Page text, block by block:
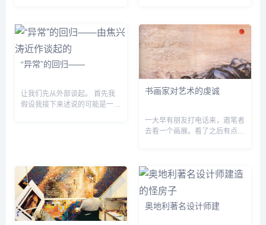
面面对那场悲剧的艺...
间，徐冰从艺术的角...
“异常”的回归——
让我们先从外部谈起。 首先我
假设我接下来述说的可能是一种
书画家对艺术的虔诚
一大早有朋友打电话来，邀笔者
去看一个画展。看了之后有点失
看。不过标价很高，动辄十
万。...
奥地利著名设计师建